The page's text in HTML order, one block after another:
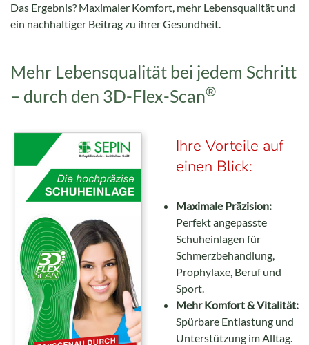
Das Ergebnis? Maximaler Komfort, mehr Lebensqualität und
ein nachhaltiger Beitrag zu ihrer Gesundheit.
Mehr Lebensqualität bei jedem Schritt
– durch den 3D-Flex-Scan®
Ihre Vorteile auf
einen Blick:
Maximale Präzision:
Perfekt angepasste
Schuheinlagen für
Schmerzbehandlung,
Prophylaxe, Beruf und
Sport.
Mehr Komfort & Vitalität:
Spürbare Entlastung und
Unterstützung im Alltag.